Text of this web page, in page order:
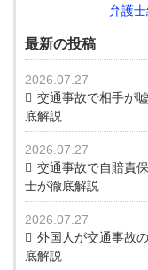
弁護
最新の投稿
2026.07.27
交通事故で相手が
底解説
2026.07.27
交通事故で自賠責
士が徹底解説
2026.07.27
外国人が交通事故
底解説